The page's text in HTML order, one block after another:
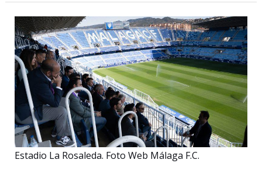
una
guía
turística
de
Málaga
para
aficionados
al
fútbol
y
Estadio La Rosaleda. Foto Web Málaga F.C.